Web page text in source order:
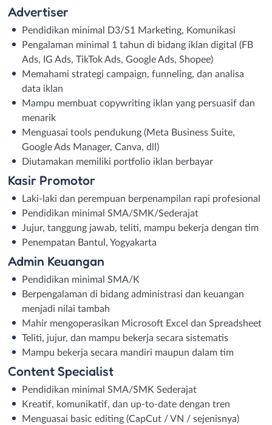
Advertiser
Pendidikan minimal D3/S1 Marketing, Komunikasi
Pengalaman minimal 1 tahun di bidang iklan digital (FB
Ads, IG Ads, TikTok Ads, Google Ads, Shopee)
Memahami strategi campaign, funneling, dan analisa
data iklan
Mampu membuat copywriting iklan yang persuasif dan
menarik
Menguasai tools pendukung (Meta Business Suite,
Google Ads Manager, Canva, dll)
Diutamakan memiliki portfolio iklan berbayar
Kasir Promotor
Laki-laki dan perempuan berpenampilan rapi profesional
Pendidikan minimal SMA/SMK/Sederajat
Jujur, tanggung jawab, teliti, mampu bekerja dengan tim
Penempatan Bantul, Yogyakarta
Admin Keuangan
Pendidikan minimal SMA/K
Berpengalaman di bidang administrasi dan keuangan
menjadi nilai tambah
Mahir mengoperasikan Microsoft Excel dan Spreadsheet
Teliti, jujur, dan mampu bekerja secara sistematis
Mampu bekerja secara mandiri maupun dalam tim
Content Specialist
Pendidikan minimal SMA/SMK Sederajat
Kreatif, komunikatif, dan up-to-date dengan tren
Menguasai basic editing (CapCut / VN / sejenisnya)